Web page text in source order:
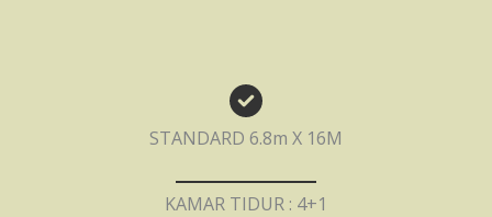
STANDARD 6.8m X 16M
KAMAR TIDUR : 4+1